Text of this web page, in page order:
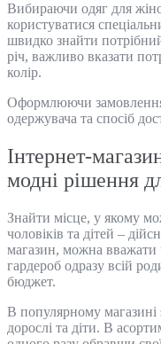
Вибираючи одяг для
користуватися
швидко знайти
річ, важливо вказати
колір.
Оформлюючи
одержувача та спосіб
Інтернет-
модні рішення
Знайти місце, у якому
чоловіків та дітей –
магазин, можна
гардероб одразу всій
бюджет.
В популярному
дорослі та діти. В